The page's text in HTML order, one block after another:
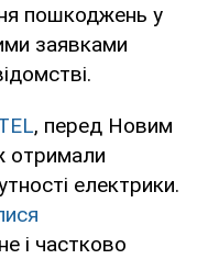
пошкоджень у
заявками
, перед Новим
отримали
електрики.
і частково